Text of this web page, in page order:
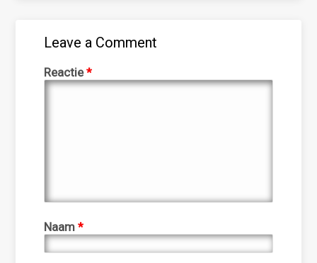
Leave a Comment
Reactie*
Naam*